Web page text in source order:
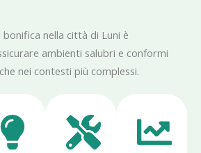
nella città di Luni è
ambienti salubri e conformi
nei contesti più complessi.